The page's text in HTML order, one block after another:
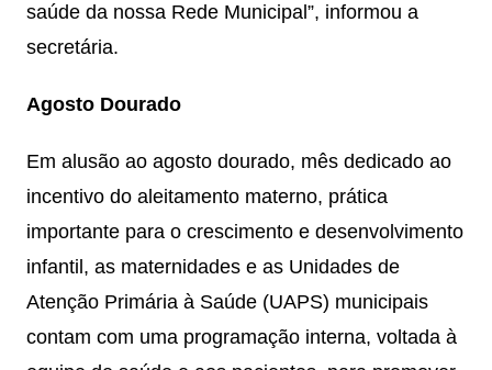
saúde da nossa Rede Municipal”, informou a
secretária.
Agosto Dourado
Em alusão ao agosto dourado, mês dedicado ao
incentivo do aleitamento materno, prática
importante para o crescimento e desenvolvimento
infantil, as maternidades e as Unidades de
Atenção Primária à Saúde (UAPS) municipais
contam com uma programação interna, voltada à